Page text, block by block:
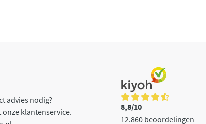
advies nodig?
onze klantenservice.
8,8/10
12.860 beoordelingen